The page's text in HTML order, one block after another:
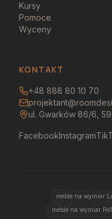
Kursy
Pomoce
Wyceny
KONTAKT
+48 888 80 10 70
ul. Gwarków 86/6,
FacebookInstagram
meble na wymiar
meble na wymiar